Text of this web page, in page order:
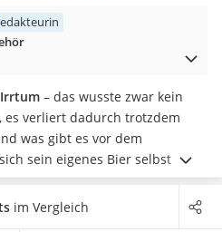
– das wusste zwar kein
es verliert dadurch trotzdem
was gibt es vor dem
sein eigenes Bier selbst zu
es kein einmaliges Erlebnis
Anfängern Sets, die
im Vergleich